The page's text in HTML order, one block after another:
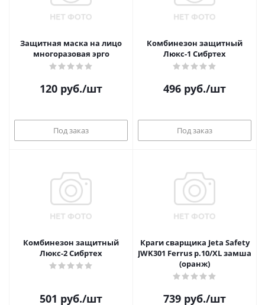
Защитная маска на лицо
многоразовая эрго
120 руб./шт
Под заказ
Комбинезон защитный
Люкс-1 Сибртех
496 руб./шт
Под заказ
Комбинезон защитный
Люкс-2 Сибртех
501 руб./шт
Краги сварщика Jeta Safety
JWK301 Ferrus р.10/XL замша
(оранж)
739 руб./шт